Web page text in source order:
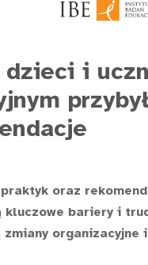
dzieci i
oraz
bariery i